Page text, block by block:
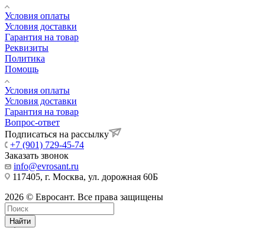
Условия оплаты
Условия доставки
Гарантия на товар
Реквизиты
Политика
Помощь
Условия оплаты
Условия доставки
Гарантия на товар
Вопрос-ответ
Подписаться на рассылку
+7 (901) 729-45-74
Заказать звонок
info@evrosant.ru
117405, г. Москва, ул. дорожная 60Б
2026 © Евросант. Все права защищены
Найти